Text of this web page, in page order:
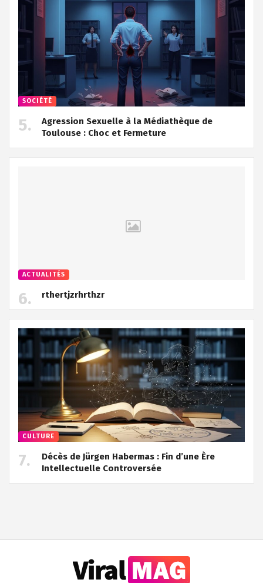
SOCIÉTÉ
Agression Sexuelle à la Médiathèque de
Toulouse : Choc et Fermeture
ACTUALITÉS
rthertjzrhrthzr
CULTURE
Décès de Jürgen Habermas : Fin d’une Ère
Intellectuelle Controversée